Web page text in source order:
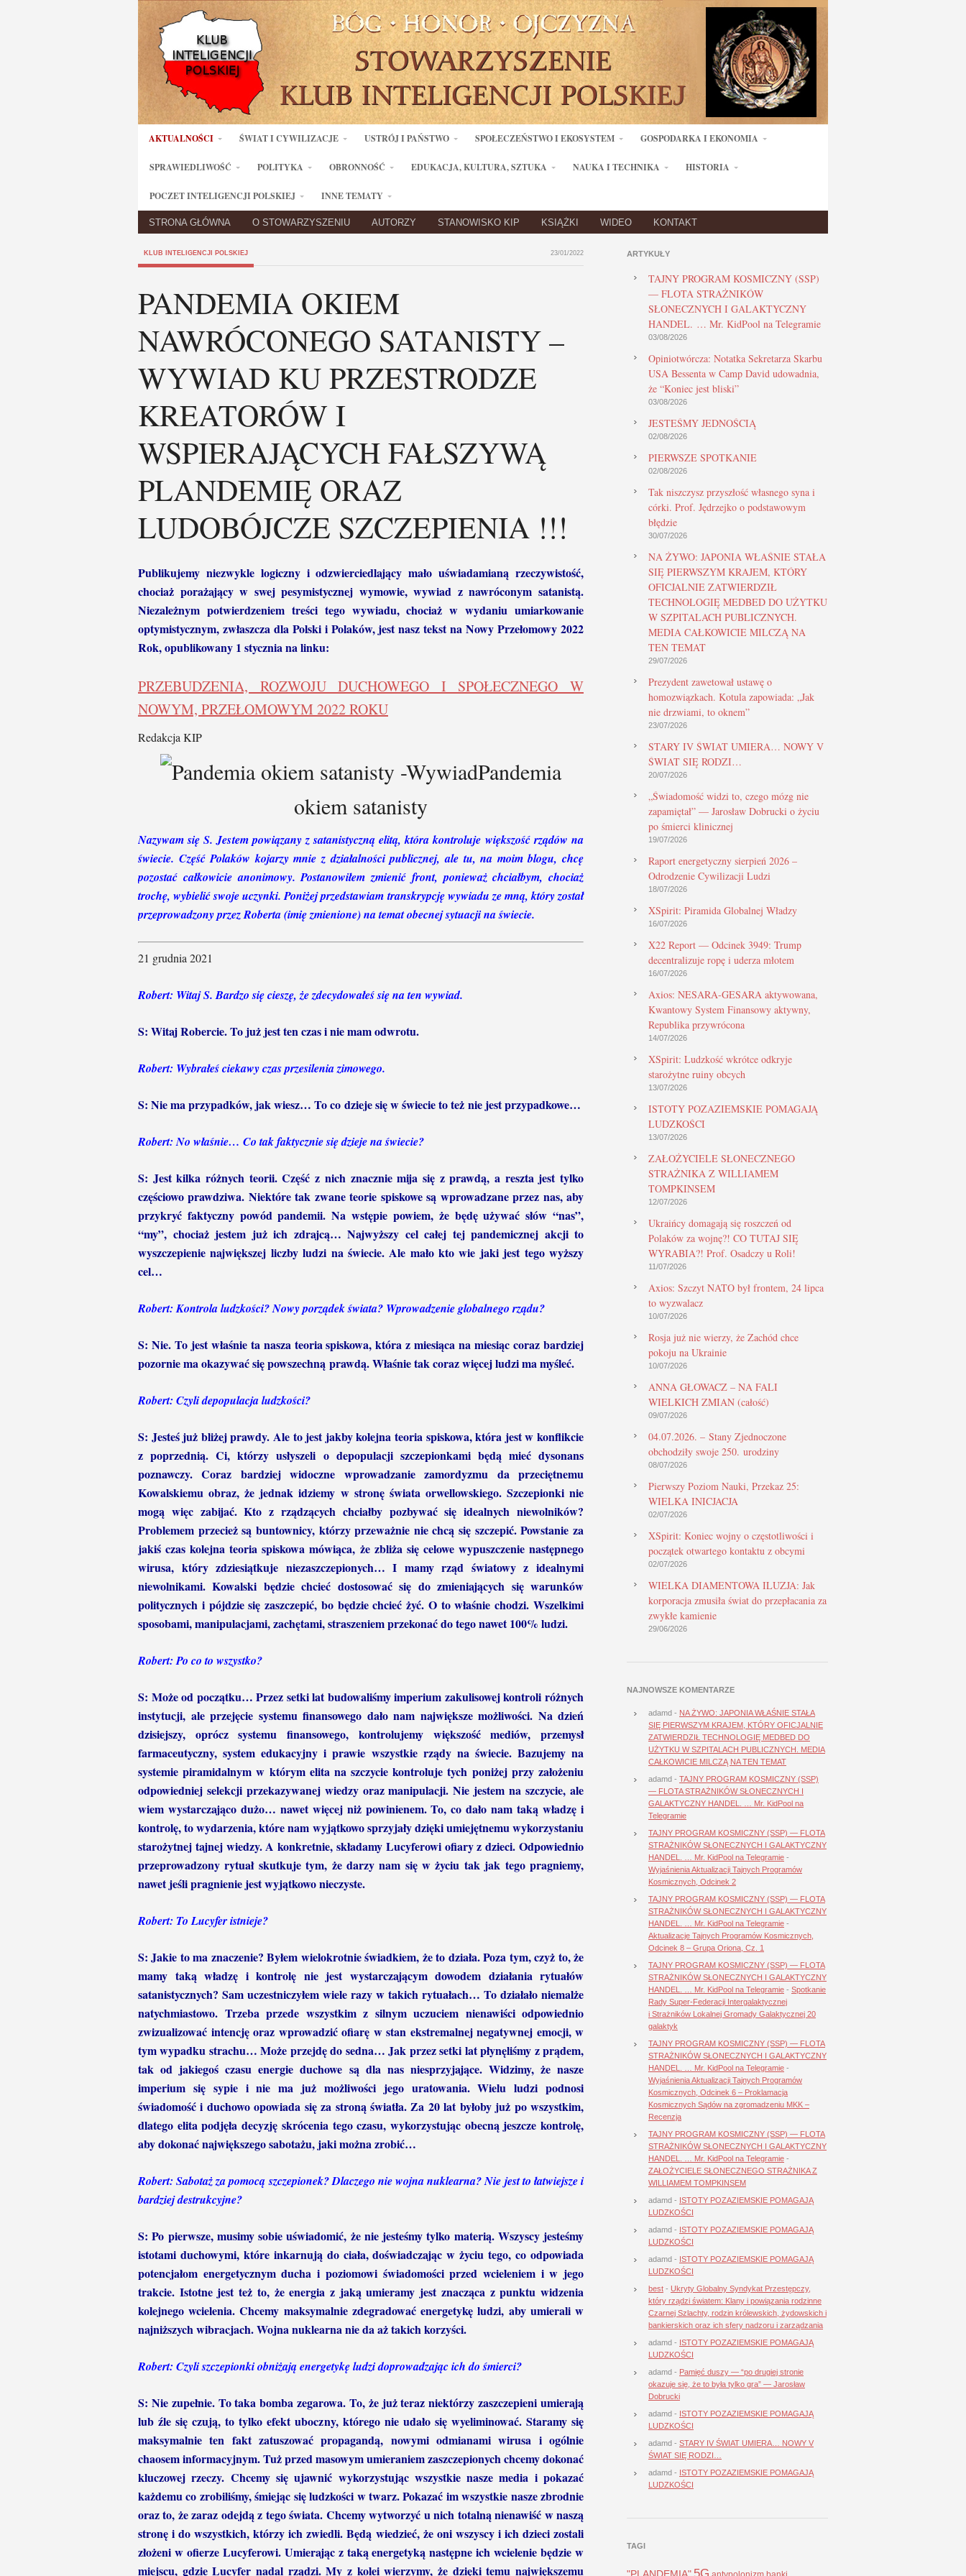
AKTUALNOŚCI ŚWIAT I CYWILIZACJE USTRÓJ I PAŃSTWO SPOŁECZEŃSTWO I EKOSYSTEM GOSPODARKA I EKONOMIA
SPRAWIEDLIWOŚĆ POLITYKA OBRONNOŚĆ EDUKACJA, KULTURA, SZTUKA NAUKA I TECHNIKA HISTORIA
POCZET INTELIGENCJI POLSKIEJ INNE TEMATY
STRONA GŁÓWNA O STOWARZYSZENIU AUTORZY STANOWISKO KIP KSIĄŻKI WIDEO KONTAKT
KLUB INTELIGENCJI POLSKIEJ 23/01/2022
PANDEMIA OKIEM
NAWRÓCONEGO SATANISTY –
WYWIAD KU PRZESTRODZE
KREATORÓW I
WSPIERAJĄCYCH FAŁSZYWĄ
PLANDEMIĘ ORAZ
LUDOBÓJCZE SZCZEPIENIA !!!
Publikujemy niezwykle logiczny i odzwierciedlający mało uświadamianą rzeczywistość,
chociaż porażający w swej pesymistycznej wymowie, wywiad z nawróconym satanistą.
Niezależnym potwierdzeniem treści tego wywiadu, chociaż w wydaniu umiarkowanie
optymistycznym, zwłaszcza dla Polski i Polaków, jest nasz tekst na Nowy Przełomowy 2022
Rok, opublikowany 1 stycznia na linku:
PRZEBUDZENIA, ROZWOJU DUCHOWEGO I SPOŁECZNEGO W
NOWYM, PRZEŁOMOWYM 2022 ROKU
Redakcja KIP
Pandemia
okiem satanisty
Nazywam się S. Jestem powiązany z satanistyczną elitą, która kontroluje większość rządów na
świecie. Część Polaków kojarzy mnie z działalności publicznej, ale tu, na moim blogu, chcę
pozostać całkowicie anonimowy. Postanowiłem zmienić front, ponieważ chciałbym, chociaż
trochę, wybielić swoje uczynki. Poniżej przedstawiam transkrypcję wywiadu ze mną, który został
przeprowadzony przez Roberta (imię zmienione) na temat obecnej sytuacji na świecie.
21 grudnia 2021
Robert: Witaj S. Bardzo się cieszę, że zdecydowałeś się na ten wywiad.
S: Witaj Robercie. To już jest ten czas i nie mam odwrotu.
Robert: Wybrałeś ciekawy czas przesilenia zimowego.
S: Nie ma przypadków, jak wiesz… To co dzieje się w świecie to też nie jest przypadkowe…
Robert: No właśnie… Co tak faktycznie się dzieje na świecie?
S: Jest kilka różnych teorii. Część z nich znacznie mija się z prawdą, a reszta jest tylko
częściowo prawdziwa. Niektóre tak zwane teorie spiskowe są wprowadzane przez nas, aby
przykryć faktyczny powód pandemii. Na wstępie powiem, że będę używać słów “nas”,
“my”, chociaż jestem już ich zdrajcą… Najwyższy cel całej tej pandemicznej akcji to
wyszczepienie największej liczby ludzi na świecie. Ale mało kto wie jaki jest tego wyższy
cel…
Robert: Kontrola ludzkości? Nowy porządek świata? Wprowadzenie globalnego rządu?
S: Nie. To jest właśnie ta nasza teoria spiskowa, która z miesiąca na miesiąc coraz bardziej
pozornie ma okazywać się powszechną prawdą. Właśnie tak coraz więcej ludzi ma myśleć.
Robert: Czyli depopulacja ludzkości?
S: Jesteś już bliżej prawdy. Ale to jest jakby kolejna teoria spiskowa, która jest w konflikcie
z poprzednią. Ci, którzy usłyszeli o depopulacji szczepionkami będą mieć dysonans
poznawczy. Coraz bardziej widoczne wprowadzanie zamordyzmu da przeciętnemu
Kowalskiemu obraz, że jednak idziemy w stronę świata orwellowskiego. Szczepionki nie
mogą więc zabijać. Kto z rządzących chciałby pozbywać się idealnych niewolników?
Problemem przecież są buntownicy, którzy przeważnie nie chcą się szczepić. Powstanie za
jakiś czas kolejna teoria spiskowa mówiąca, że zbliża się celowe wypuszczenie następnego
wirusa, który zdziesiątkuje niezaszczepionych… I mamy rząd światowy z idealnymi
niewolnikami. Kowalski będzie chcieć dostosować się do zmieniających się warunków
politycznych i pójdzie się zaszczepić, bo będzie chcieć żyć. O to właśnie chodzi. Wszelkimi
sposobami, manipulacjami, zachętami, straszeniem przekonać do tego nawet 100% ludzi.
Robert: Po co to wszystko?
S: Może od początku… Przez setki lat budowaliśmy imperium zakulisowej kontroli różnych
instytucji, ale przejęcie systemu finansowego dało nam największe możliwości. Na dzień
dzisiejszy, oprócz systemu finansowego, kontrolujemy większość mediów, przemysł
farmaceutyczny, system edukacyjny i prawie wszystkie rządy na świecie. Bazujemy na
systemie piramidalnym w którym elita na szczycie kontroluje tych poniżej przy założeniu
odpowiedniej selekcji przekazywanej wiedzy oraz manipulacji. Nie jestem na szczycie, ale
wiem wystarczająco dużo… nawet więcej niż powinienem. To, co dało nam taką władzę i
kontrolę, to wydarzenia, które nam wyjątkowo sprzyjały dzięki umiejętnemu wykorzystaniu
starożytnej tajnej wiedzy. A konkretnie, składamy Lucyferowi ofiary z dzieci. Odpowiednio
przeprowadzony rytuał skutkuje tym, że darzy nam się w życiu tak jak tego pragniemy,
nawet jeśli pragnienie jest wyjątkowo nieczyste.
Robert: To Lucyfer istnieje?
S: Jakie to ma znaczenie? Byłem wielokrotnie świadkiem, że to działa. Poza tym, czyż to, że
mamy taką władzę i kontrolę nie jest wystarczającym dowodem działania rytuałów
satanistycznych? Sam uczestniczyłem wiele razy w takich rytuałach… To działało niemalże
natychmiastowo. Trzeba przede wszystkim z silnym uczuciem nienawiści odpowiednio
zwizualizować intencję oraz wprowadzić ofiarę w stan ekstremalnej negatywnej emocji, w
tym wypadku strachu… Może przejdę do sedna… Jak przez setki lat płynęliśmy z prądem,
tak od jakiegoś czasu energie duchowe są dla nas niesprzyjające. Widzimy, że nasze
imperium się sypie i nie ma już możliwości jego uratowania. Wielu ludzi podnosi
świadomość i duchowo opowiada się za stroną światła. Za 20 lat byłoby już po wszystkim,
dlatego elita podjęła decyzję skrócenia tego czasu, wykorzystując obecną jeszcze kontrolę,
aby dokonać największego sabotażu, jaki można zrobić…
Robert: Sabotaż za pomocą szczepionek? Dlaczego nie wojna nuklearna? Nie jest to łatwiejsze i
bardziej destrukcyjne?
S: Po pierwsze, musimy sobie uświadomić, że nie jesteśmy tylko materią. Wszyscy jesteśmy
istotami duchowymi, które inkarnują do ciała, doświadczając w życiu tego, co odpowiada
potencjałom energetycznym ducha i poziomowi świadomości przed wcieleniem i w jego
trakcie. Istotne jest też to, że energia z jaką umieramy jest znacząca z punktu widzenia
kolejnego wcielenia. Chcemy maksymalnie zdegradować energetykę ludzi, aby umierali w
najniższych wibracjach. Wojna nuklearna nie da aż takich korzyści.
Robert: Czyli szczepionki obniżają energetykę ludzi doprowadzając ich do śmierci?
S: Nie zupełnie. To taka bomba zegarowa. To, że już teraz niektórzy zaszczepieni umierają
lub źle się czują, to tylko efekt uboczny, którego nie udało się wyeliminować. Staramy się
maksymalnie ten fakt zatuszować propagandą, nowymi odmianami wirusa i ogólnie
chaosem informacyjnym. Tuż przed masowym umieraniem zaszczepionych chcemy dokonać
kluczowej rzeczy. Chcemy się ujawnić wykorzystując wszystkie nasze media i pokazać
każdemu co zrobiliśmy, śmiejąc się ludzkości w twarz. Pokazać im wszystkie nasze zbrodnie
oraz to, że zaraz odejdą z tego świata. Chcemy wytworzyć u nich totalną nienawiść w naszą
stronę i do wszystkich, którzy ich zwiedli. Będą wiedzieć, że oni wszyscy i ich dzieci zostali
złożeni w ofierze Lucyferowi. Umierając z taką energetyką następne ich wcielenie będzie w
miejscu, gdzie Lucyfer nadal rządzi. My z kolei wierzymy, że dzięki temu największemu
ARTYKUŁY
TAJNY PROGRAM KOSMICZNY (SSP)
— FLOTA STRAŻNIKÓW
SŁONECZNYCH I GALAKTYCZNY
HANDEL. … Mr. KidPool na Telegramie
03/08/2026
Opiniotwórcza: Notatka Sekretarza Skarbu
USA Bessenta w Camp David udowadnia,
że “Koniec jest bliski”
03/08/2026
JESTEŚMY JEDNOŚCIĄ
02/08/2026
PIERWSZE SPOTKANIE
02/08/2026
Tak niszczysz przyszłość własnego syna i
córki. Prof. Jędrzejko o podstawowym
błędzie
30/07/2026
NA ŻYWO: JAPONIA WŁAŚNIE STAŁA
SIĘ PIERWSZYM KRAJEM, KTÓRY
OFICJALNIE ZATWIERDZIŁ
TECHNOLOGIĘ MEDBED DO UŻYTKU
W SZPITALACH PUBLICZNYCH.
MEDIA CAŁKOWICIE MILCZĄ NA
TEN TEMAT
29/07/2026
Prezydent zawetował ustawę o
homozwiązkach. Kotula zapowiada: „Jak
nie drzwiami, to oknem”
23/07/2026
STARY IV ŚWIAT UMIERA… NOWY V
ŚWIAT SIĘ RODZI…
20/07/2026
„Świadomość widzi to, czego mózg nie
zapamiętał” — Jarosław Dobrucki o życiu
po śmierci klinicznej
19/07/2026
Raport energetyczny sierpień 2026 –
Odrodzenie Cywilizacji Ludzi
18/07/2026
XSpirit: Piramida Globalnej Władzy
16/07/2026
X22 Report — Odcinek 3949: Trump
decentralizuje ropę i uderza młotem
16/07/2026
Axios: NESARA-GESARA aktywowana,
Kwantowy System Finansowy aktywny,
Republika przywrócona
14/07/2026
XSpirit: Ludzkość wkrótce odkryje
starożytne ruiny obcych
13/07/2026
ISTOTY POZAZIEMSKIE POMAGAJĄ
LUDZKOŚCI
13/07/2026
ZAŁOŻYCIELE SŁONECZNEGO
STRAŻNIKA Z WILLIAMEM
TOMPKINSEM
12/07/2026
Ukraińcy domagają się roszczeń od
Polaków za wojnę?! CO TUTAJ SIĘ
WYRABIA?! Prof. Osadczy u Roli!
11/07/2026
Axios: Szczyt NATO był frontem, 24 lipca
to wyzwalacz
10/07/2026
Rosja już nie wierzy, że Zachód chce
pokoju na Ukrainie
10/07/2026
ANNA GŁOWACZ – NA FALI
WIELKICH ZMIAN (całość)
09/07/2026
04.07.2026. – Stany Zjednoczone
obchodziły swoje 250. urodziny
08/07/2026
Pierwszy Poziom Nauki, Przekaz 25:
WIELKA INICJACJA
02/07/2026
XSpirit: Koniec wojny o częstotliwości i
początek otwartego kontaktu z obcymi
02/07/2026
WIELKA DIAMENTOWA ILUZJA: Jak
korporacja zmusiła świat do przepłacania za
zwykłe kamienie
29/06/2026
NAJNOWSZE KOMENTARZE
adamd - NA ŻYWO: JAPONIA WŁAŚNIE STAŁA
SIĘ PIERWSZYM KRAJEM, KTÓRY OFICJALNIE
ZATWIERDZIŁ TECHNOLOGIĘ MEDBED DO
UŻYTKU W SZPITALACH PUBLICZNYCH. MEDIA
CAŁKOWICIE MILCZĄ NA TEN TEMAT
adamd - TAJNY PROGRAM KOSMICZNY (SSP)
— FLOTA STRAŻNIKÓW SŁONECZNYCH I
GALAKTYCZNY HANDEL. … Mr. KidPool na
Telegramie
TAJNY PROGRAM KOSMICZNY (SSP) — FLOTA
STRAŻNIKÓW SŁONECZNYCH I GALAKTYCZNY
HANDEL. … Mr. KidPool na Telegramie -
Wyjaśnienia Aktualizacji Tajnych Programów
Kosmicznych, Odcinek 2
TAJNY PROGRAM KOSMICZNY (SSP) — FLOTA
STRAŻNIKÓW SŁONECZNYCH I GALAKTYCZNY
HANDEL. … Mr. KidPool na Telegramie -
Aktualizacje Tajnych Programów Kosmicznych,
Odcinek 8 – Grupa Oriona, Cz. 1
TAJNY PROGRAM KOSMICZNY (SSP) — FLOTA
STRAŻNIKÓW SŁONECZNYCH I GALAKTYCZNY
HANDEL. … Mr. KidPool na Telegramie - Spotkanie
Rady Super-Federacji Intergalaktycznej
i Strażników Lokalnej Gromady Galaktycznej 20
galaktyk
TAJNY PROGRAM KOSMICZNY (SSP) — FLOTA
STRAŻNIKÓW SŁONECZNYCH I GALAKTYCZNY
HANDEL. … Mr. KidPool na Telegramie -
Wyjaśnienia Aktualizacji Tajnych Programów
Kosmicznych, Odcinek 6 – Proklamacja
Kosmicznych Sądów na zgromadzeniu MKK –
Recenzja
TAJNY PROGRAM KOSMICZNY (SSP) — FLOTA
STRAŻNIKÓW SŁONECZNYCH I GALAKTYCZNY
HANDEL. … Mr. KidPool na Telegramie -
ZAŁOŻYCIELE SŁONECZNEGO STRAŻNIKA Z
WILLIAMEM TOMPKINSEM
adamd - ISTOTY POZAZIEMSKIE POMAGAJĄ
LUDZKOŚCI
adamd - ISTOTY POZAZIEMSKIE POMAGAJĄ
LUDZKOŚCI
adamd - ISTOTY POZAZIEMSKIE POMAGAJĄ
LUDZKOŚCI
best - Ukryty Globalny Syndykat Przestępczy,
który rządzi światem: Klany i powiązania rodzinne
Czarnej Szlachty, rodzin królewskich, żydowskich i
bankierskich oraz ich sfery nadzoru i zarządzania
adamd - ISTOTY POZAZIEMSKIE POMAGAJĄ
LUDZKOŚCI
adamd - Pamięć duszy — “po drugiej stronie
okazuje się, że to była tylko gra” — Jarosław
Dobrucki
adamd - ISTOTY POZAZIEMSKIE POMAGAJĄ
LUDZKOŚCI
adamd - STARY IV ŚWIAT UMIERA… NOWY V
ŚWIAT SIĘ RODZI…
adamd - ISTOTY POZAZIEMSKIE POMAGAJĄ
LUDZKOŚCI
TAGI
5G